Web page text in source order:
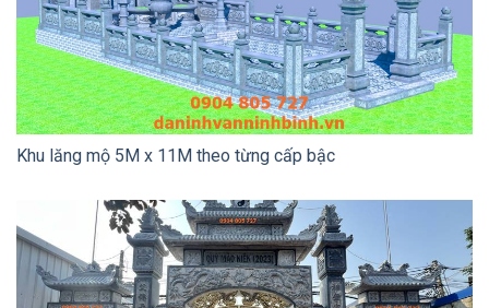
Khu lăng mộ 5M x 11M theo từng cấp bậc